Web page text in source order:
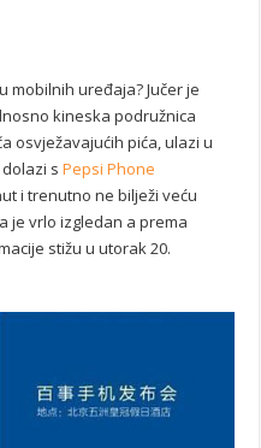
mobilnih uređaja? Jučer je
kineska podružnica
osvježavajućih pića, ulazi u
dolazi sPepsi Phone
i trenutno ne bilježi veću
je vrlo izgledan a prema
stižu u utorak 20.